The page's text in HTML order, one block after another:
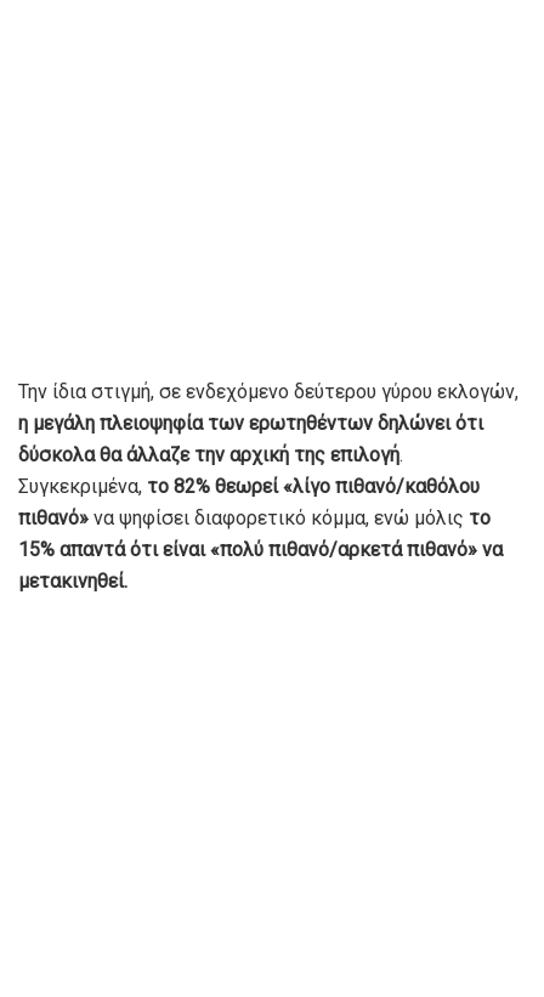
Την ίδια στιγμή, σε ενδεχόμενο δεύτερου γύρου εκλογών,
η μεγάλη πλειοψηφία των ερωτηθέντων δηλώνει ότι
δύσκολα θα άλλαζε την αρχική της επιλογή.
Συγκεκριμένα, το 82% θεωρεί «λίγο πιθανό/καθόλου
πιθανό» να ψηφίσει διαφορετικό κόμμα, ενώ μόλις το
15% απαντά ότι είναι «πολύ πιθανό/αρκετά πιθανό» να
μετακινηθεί.